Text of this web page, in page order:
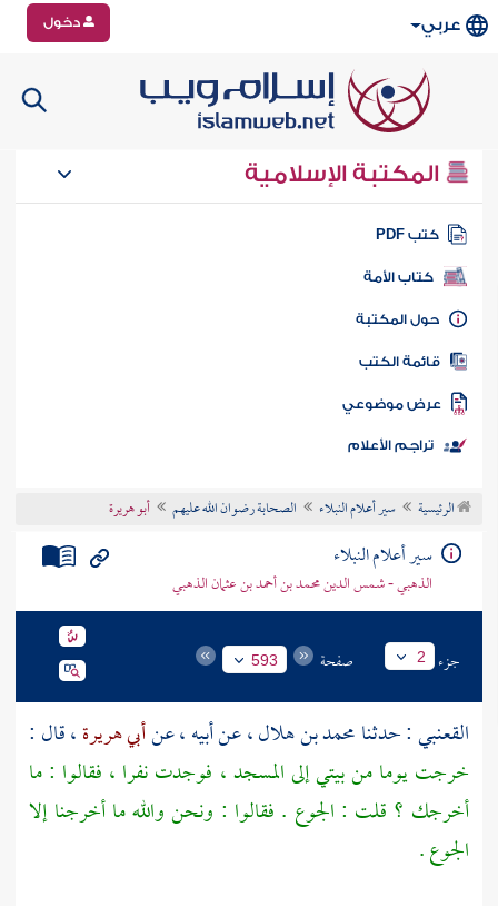
عربي دخول
المكتبة الإسلامية
كتب PDF
كتاب الأمة
المكتبة
الكتب
موضوعي
تراجم الأعلام
الرئيسية سير أعلام النبلاء الصحابة رضوان الله عليهم أبو هريرة
سير أعلام النبلاء
الذهبي - شمس الدين محمد بن أحمد بن عثمان الذهبي
جزء 2 صفحة 593
القعنبي: حدثنامحمد بن هلال، عن أبيه ، عنأبي هريرة، قال :
خرجت يوما من بيتي إلى المسجد ، فوجدت نفرا ، فقالوا : ما
أخرجك ؟ قلت : الجوع . فقالوا : ونحن والله ما أخرجنا إلا
الجوع .